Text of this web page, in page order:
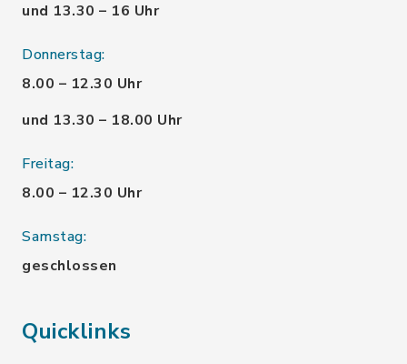
und 13.30 – 16 Uhr
Donnerstag:
8.00 – 12.30 Uhr
und 13.30 – 18.00 Uhr
Freitag:
8.00 – 12.30 Uhr
Samstag:
geschlossen
Quicklinks